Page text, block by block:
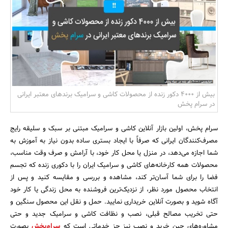
بانک، بیمه و سرمایه
مسکن و ساختمان
بیش از 4000 دکور زنده از محصولات کاشی و سرامیک برندهای معتبر ایرانی
در سرام پخش
سرام پخش، اولین بازار آنلاین کاشی و سرامیک مبتنی بر سبک و سلیقه رایج
مصرف‌کنندگان ایرانی که صرفاً با ایجاد بستری ساده بدون نیاز به آموزش به
شما اجازه می‌دهد، در منزل یا محل کار خود، با آرامش و صرف وقت مناسب،
محصولات همه کارخانه‌های کاشی و سرامیک ایران را با دکوری زنده که تجسم
فضا را برای شما آسان‌تر کند، مشاهده و بررسی و مقایسه کنید و پس از
انتخاب محصول مورد نظر، از نزدیک‌ترین فروشنده به محل زندگی یا کار خود
آگاه شوید و بصورت آنلاین خریداری نمایید. حمل و نقل این محصول سنگین و
حتی تخریب مصالح قبلی، نصب و نظافت کاشی و سرامیک جدید و حتی